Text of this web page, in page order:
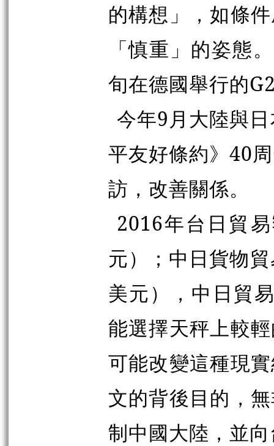
的構想」，如條
「慎重」的姿態
旬在德國舉行的
今年9月大陸與
平友好條約》40
訪，改善關係。
2016年台日貿
元）；中日貨物
美元），中日貿
能選擇天秤上較
可能改變這種現
文的背後目的，
制中國大陸，並